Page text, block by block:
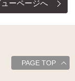
ーページへ
PAGE TOP